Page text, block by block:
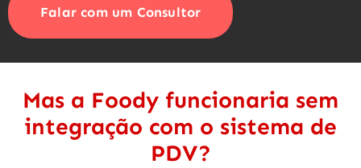
Falar com um Consultor
Mas a Foody funcionaria sem
integração com o sistema de
PDV?